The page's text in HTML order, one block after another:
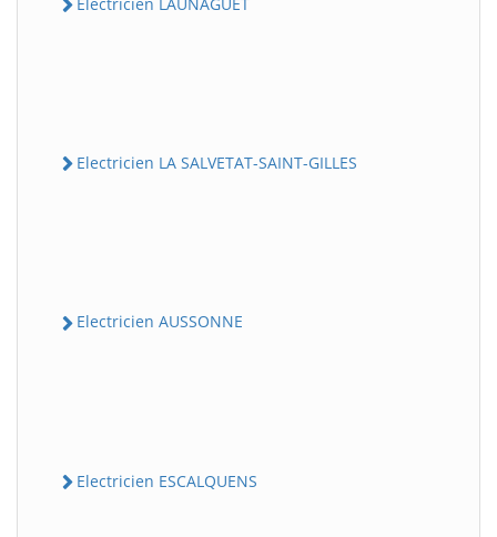
Electricien LA SALVETAT-SAINT-GILLES
Electricien AUSSONNE
Electricien ESCALQUENS